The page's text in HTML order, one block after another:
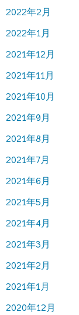
2022年2月
2022年1月
2021年12月
2021年11月
2021年10月
2021年9月
2021年8月
2021年7月
2021年6月
2021年5月
2021年4月
2021年3月
2021年2月
2021年1月
2020年12月